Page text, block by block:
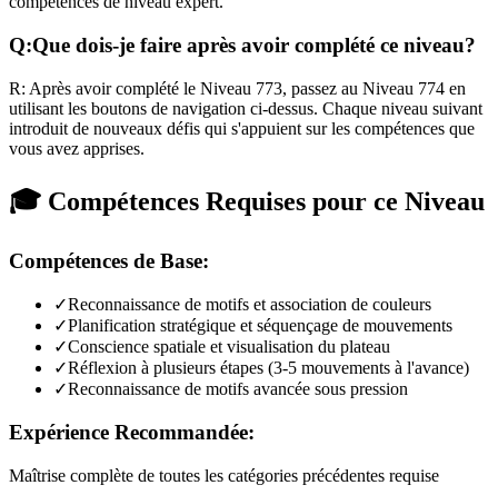
Q:Que dois-je faire après avoir complété ce niveau?
R: Après avoir complété le Niveau 773, passez au Niveau 774 en
utilisant les boutons de navigation ci-dessus. Chaque niveau suivant
introduit de nouveaux défis qui s'appuient sur les compétences que
vous avez apprises.
🎓 Compétences Requises pour ce Niveau
Compétences de Base:
✓Reconnaissance de motifs et association de couleurs
✓Planification stratégique et séquençage de mouvements
✓Conscience spatiale et visualisation du plateau
✓Réflexion à plusieurs étapes (3-5 mouvements à l'avance)
✓Reconnaissance de motifs avancée sous pression
Expérience Recommandée:
Maîtrise complète de toutes les catégories précédentes requise